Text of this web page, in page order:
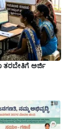
ತರಬೇತಿಗೆ ಅರ್ಜಿ